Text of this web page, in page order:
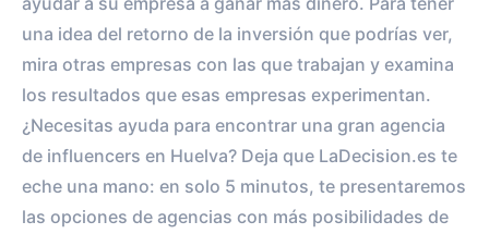
una idea del retorno de la inversión que podrías ver,
mira otras empresas con las que trabajan y examina
los resultados que esas empresas experimentan.
¿Necesitas ayuda para encontrar una gran agencia
de influencers en Huelva? Deja que LaDecision.es te
eche una mano: en solo 5 minutos, te presentaremos
las opciones de agencias con más posibilidades de